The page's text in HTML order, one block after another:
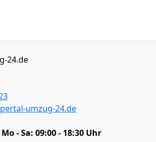
24.de
umzug-24.de
Mo - Sa: 09:00 - 18:30 Uhr